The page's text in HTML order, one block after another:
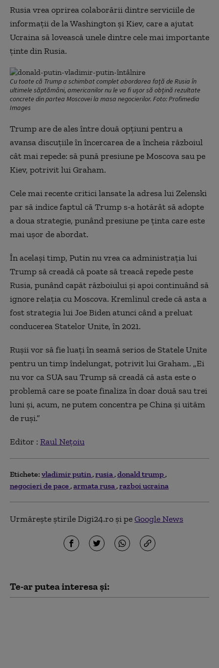
Rusia vrea oprirea colaborării dintre serviciile de
informații de la Washington și Kiev, care a ajutat
Ucraina să lovească unele dintre cele mai importante
ținte din Rusia.
Cu toate că Trump a schimbat complet abordarea față de Rusia în
ultimele săptămâni, americanilor nu le va fi ușor să obțină rezultate
concrete din partea Moscovei la masa negocierilor. Foto: Profimedia
Images
Trump are de ales între două opțiuni pentru a
avansa discuțiile în încercarea de a încheia războiul
cât mai repede: să pună presiune pe Moscova sau pe
Kiev, potrivit lui Graham.
Cele mai recente critici lansate la adresa lui Zelenski
par să indice faptul că Trump s-a hotărât să adopte
a doua strategie, punând presiune pe ținta care este
mai ușor de abordat.
În același timp, Putin nu vrea ca administrația lui
Trump să creadă că poate să treacă repede peste
Rusia, punând capăt războiului și apoi continuând să
ignore relația cu Moscova. Kremlinul crede că asta a
fost strategia lui Joe Biden atunci când a preluat
conducerea Statelor Unite, în 2021.
Rușii vor să fie luați în seamă serios de Statele Unite
pentru un timp îndelungat, potrivit lui Graham. „Ei
nu vor ca SUA sau Trump să creadă că asta este o
problemă care se poate finaliza în doar două sau trei
luni și, acum, ne putem concentra pe China și uităm
de ruși.”
Editor : Raul Nețoiu
Etichete: vladimir putin rusia donald trump
negocieri de pace armata rusa razboi ucraina
Urmărește știrile Digi24.ro și peGoogle News
Te-ar putea interesa și: